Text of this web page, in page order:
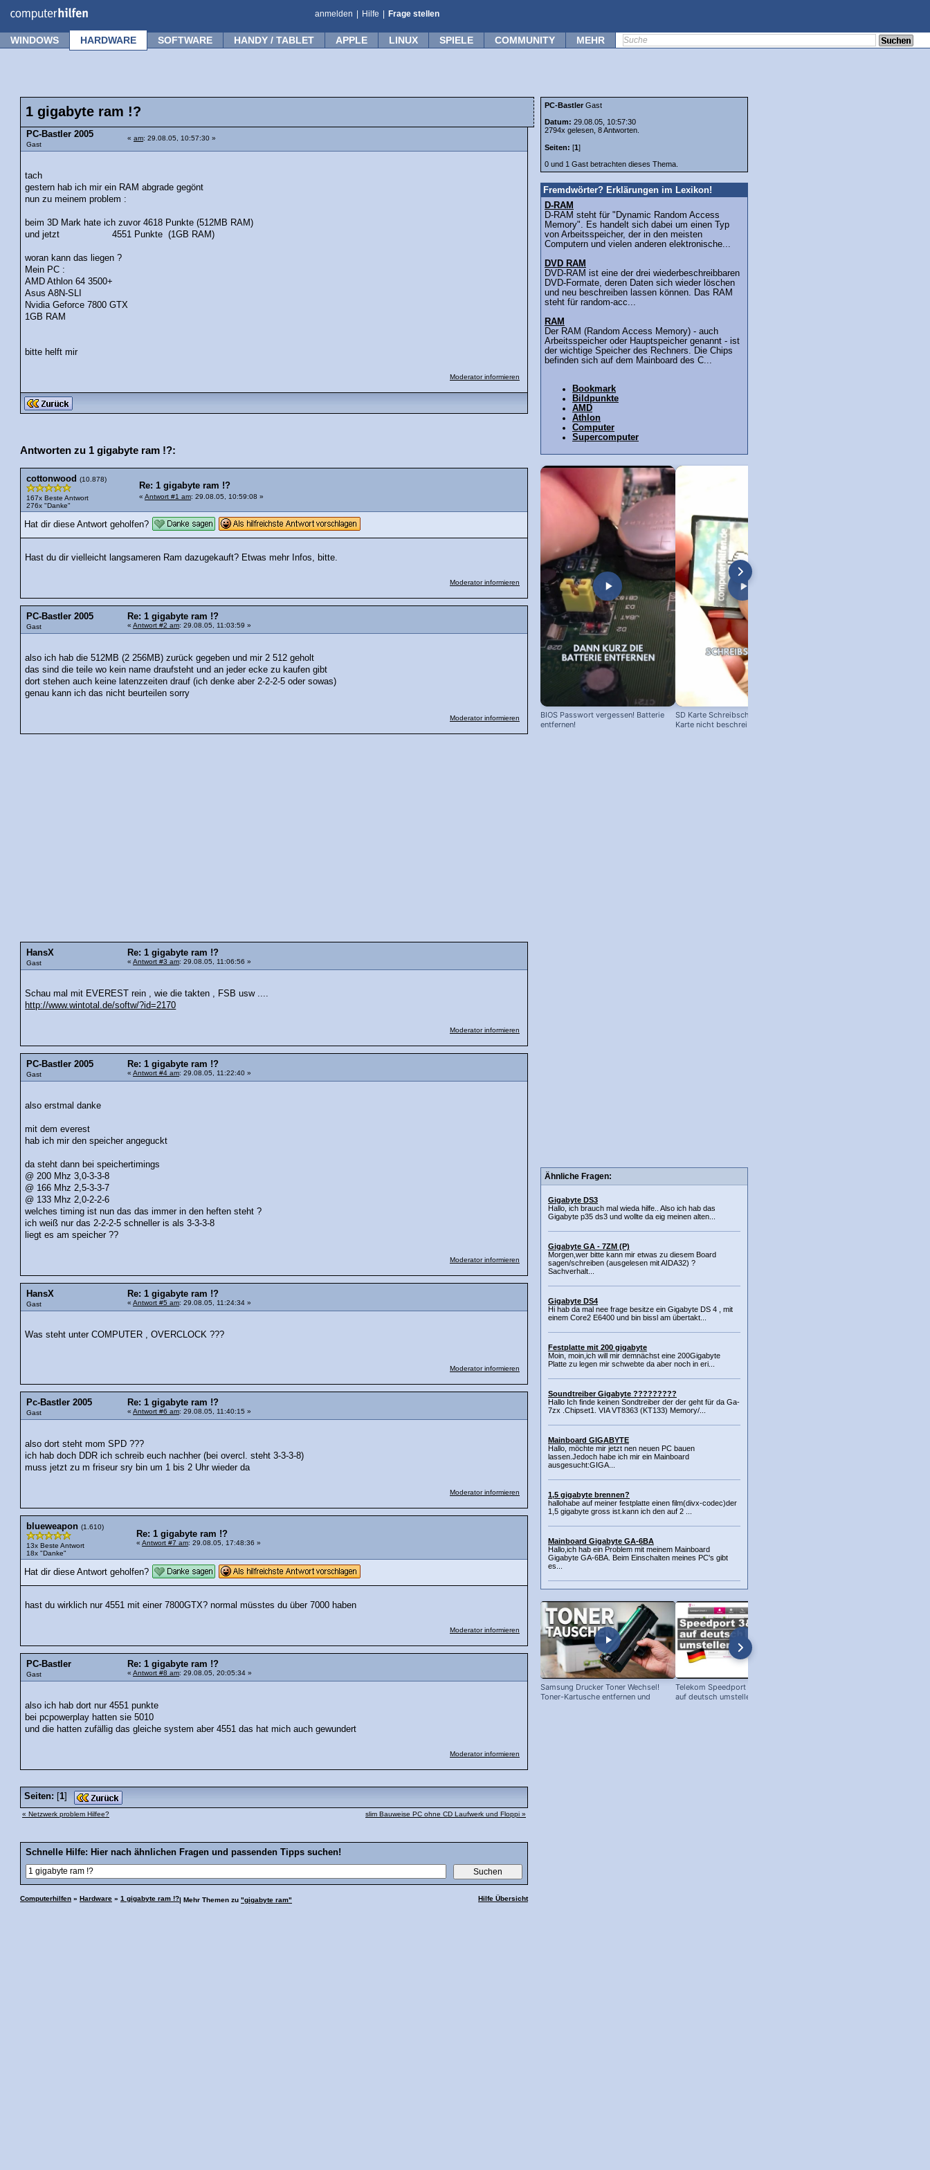
anmelden Hilfe Frage stellen
WINDOWS HARDWARE SOFTWARE HANDY / TABLET APPLE LINUX SPIELE COMMUNITY MEHR
1 gigabyte ram !?
PC-Bastler 2005
Gast
« am: 29.08.05, 10:57:30 »
tach
gestern hab ich mir ein RAM abgrade gegönt
nun zu meinem problem :
beim 3D Mark hate ich zuvor 4618 Punkte (512MB RAM)
und jetzt 4551 Punkte (1GB RAM)
woran kann das liegen ?
Mein PC :
AMD Athlon 64 3500+
Asus A8N-SLI
Nvidia Geforce 7800 GTX
1GB RAM
bitte helft mir
Moderator informieren
Antworten zu 1 gigabyte ram !?:
cottonwood (10.878)
167x Beste Antwort
276x "Danke"
Re: 1 gigabyte ram !?
« Antwort #1 am: 29.08.05, 10:59:08 »
Hat dir diese Antwort geholfen?
Hast du dir vielleicht langsameren Ram dazugekauft? Etwas mehr Infos, bitte.
Moderator informieren
PC-Bastler 2005
Gast
Re: 1 gigabyte ram !?
« Antwort #2 am: 29.08.05, 11:03:59 »
also ich hab die 512MB (2 256MB) zurück gegeben und mir 2 512 geholt
das sind die teile wo kein name draufsteht und an jeder ecke zu kaufen gibt
dort stehen auch keine latenzzeiten drauf (ich denke aber 2-2-2-5 oder sowas)
genau kann ich das nicht beurteilen sorry
Moderator informieren
HansX
Gast
Re: 1 gigabyte ram !?
« Antwort #3 am: 29.08.05, 11:06:56 »
Schau mal mit EVEREST rein , wie die takten , FSB usw ....
http://www.wintotal.de/softw/?id=2170
Moderator informieren
PC-Bastler 2005
Gast
Re: 1 gigabyte ram !?
« Antwort #4 am: 29.08.05, 11:22:40 »
also erstmal danke
mit dem everest
hab ich mir den speicher angeguckt
da steht dann bei speichertimings
@ 200 Mhz 3,0-3-3-8
@ 166 Mhz 2,5-3-3-7
@ 133 Mhz 2,0-2-2-6
welches timing ist nun das das immer in den heften steht ?
ich weiß nur das 2-2-2-5 schneller is als 3-3-3-8
liegt es am speicher ??
Moderator informieren
HansX
Gast
Re: 1 gigabyte ram !?
« Antwort #5 am: 29.08.05, 11:24:34 »
Was steht unter COMPUTER , OVERCLOCK ???
Moderator informieren
Pc-Bastler 2005
Gast
Re: 1 gigabyte ram !?
« Antwort #6 am: 29.08.05, 11:40:15 »
also dort steht mom SPD ???
ich hab doch DDR ich schreib euch nachher (bei overcl. steht 3-3-3-8)
muss jetzt zu m friseur sry bin um 1 bis 2 Uhr wieder da
Moderator informieren
blueweapon (1.610)
13x Beste Antwort
18x "Danke"
Re: 1 gigabyte ram !?
« Antwort #7 am: 29.08.05, 17:48:36 »
Hat dir diese Antwort geholfen?
hast du wirklich nur 4551 mit einer 7800GTX? normal müsstes du über 7000 haben
Moderator informieren
PC-Bastler
Gast
Re: 1 gigabyte ram !?
« Antwort #8 am: 29.08.05, 20:05:34 »
also ich hab dort nur 4551 punkte
bei pcpowerplay hatten sie 5010
und die hatten zufällig das gleiche system aber 4551 das hat mich auch gewundert
Moderator informieren
Seiten: [1]
« Netzwerk problem Hilfee? slim Bauweise PC ohne CD Laufwerk und Floppi »
Schnelle Hilfe: Hier nach ähnlichen Fragen und passenden Tipps suchen!
Computerhilfen » Hardware » 1 gigabyte ram !? Hilfe Übersicht
| Mehr Themen zu "gigabyte ram"
PC-Bastler Gast
Datum: 29.08.05, 10:57:30
2794x gelesen, 8 Antworten.
Seiten: [1]
0 und 1 Gast betrachten dieses Thema.
Fremdwörter? Erklärungen im Lexikon!
D-RAM
D-RAM steht für "Dynamic Random Access
Memory". Es handelt sich dabei um einen Typ
von Arbeitsspeicher, der in den meisten
Computern und vielen anderen elektronische...
DVD RAM
DVD-RAM ist eine der drei wiederbeschreibbaren
DVD-Formate, deren Daten sich wieder löschen
und neu beschreiben lassen können. Das RAM
steht für random-acc...
RAM
Der RAM (Random Access Memory) - auch
Arbeitsspeicher oder Hauptspeicher genannt - ist
der wichtige Speicher des Rechners. Die Chips
befinden sich auf dem Mainboard des C...
Bookmark
Bildpunkte
AMD
Athlon
Computer
Supercomputer
BIOS Passwort vergessen! Batterie
entfernen!
SD Karte Schreibschutz austricksen:
Karte nicht beschreibbar?
Ähnliche Fragen:
Gigabyte DS3
Hallo, ich brauch mal wieda hilfe.. Also ich hab das
Gigabyte p35 ds3 und wollte da eig meinen alten...
Gigabyte GA - 7ZM (P)
Morgen,wer bitte kann mir etwas zu diesem Board
sagen/schreiben (ausgelesen mit AIDA32) ?
Sachverhalt...
Gigabyte DS4
Hi hab da mal nee frage besitze ein Gigabyte DS 4 , mit
einem Core2 E6400 und bin bissl am übertakt...
Festplatte mit 200 gigabyte
Moin, moin,ich will mir demnächst eine 200Gigabyte
Platte zu legen mir schwebte da aber noch in eri...
Soundtreiber Gigabyte ?????????
Hallo Ich finde keinen Sondtreiber der der geht für da Ga-
7zx .Chipset1. VIA VT8363 (KT133) Memory/...
Mainboard GIGABYTE
Hallo, möchte mir jetzt nen neuen PC bauen
lassen.Jedoch habe ich mir ein Mainboard
ausgesucht:GIGA...
1,5 gigabyte brennen?
hallohabe auf meiner festplatte einen film(divx-codec)der
1,5 gigabyte gross ist.kann ich den auf 2 ...
Mainboard Gigabyte GA-6BA
Hallo,ich hab ein Problem mit meinem Mainboard
Gigabyte GA-6BA. Beim Einschalten meines PC's gibt
es...
Samsung Drucker Toner Wechsel!
Toner-Kartusche entfernen und
Telekom Speedport Router: Sprache
auf deutsch umstellen!